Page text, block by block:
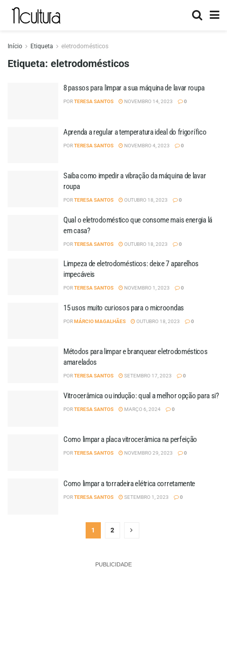
Início Etiqueta eletrodomésticos
Etiqueta: eletrodomésticos
8 passos para limpar a sua máquina de lavar roupa
PORTERESA SANTOS NOVEMBRO 14, 2023 0
Aprenda a regular a temperatura ideal do frigorífico
PORTERESA SANTOS NOVEMBRO 4, 2023 0
Saiba como impedir a vibração da máquina de lavar
roupa
PORTERESA SANTOS OUTUBRO 18, 2023 0
Qual o eletrodoméstico que consome mais energia lá
em casa?
PORTERESA SANTOS OUTUBRO 18, 2023 0
Limpeza de eletrodomésticos: deixe 7 aparelhos
impecáveis
PORTERESA SANTOS NOVEMBRO 1, 2023 0
15 usos muito curiosos para o microondas
PORMÁRCIO MAGALHÃES OUTUBRO 18, 2023 0
Métodos para limpar e branquear eletrodomésticos
amarelados
PORTERESA SANTOS SETEMBRO 17, 2023 0
Vitrocerâmica ou indução: qual a melhor opção para si?
PORTERESA SANTOS MARÇO 6, 2024 0
Como limpar a placa vitrocerâmica na perfeição
PORTERESA SANTOS NOVEMBRO 29, 2023 0
Como limpar a torradeira elétrica corretamente
PORTERESA SANTOS SETEMBRO 1, 2023 0
1 2
PUBLICIDADE